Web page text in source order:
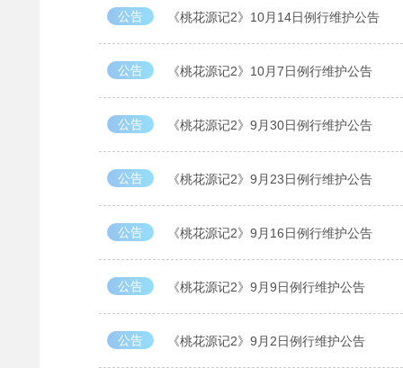
公告 《桃花源记2》10月14日例行维护公告
公告 《桃花源记2》10月7日例行维护公告
公告 《桃花源记2》9月30日例行维护公告
公告 《桃花源记2》9月23日例行维护公告
公告 《桃花源记2》9月16日例行维护公告
公告 《桃花源记2》9月9日例行维护公告
公告 《桃花源记2》9月2日例行维护公告